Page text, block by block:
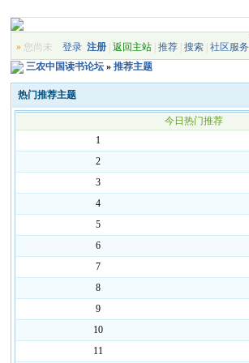
» 您尚未登录 注册 |返回主站 |推荐 |搜索 |社区服务
三农中国读书论坛 »推荐主题
热门推荐主题
今日热门推荐
1
2
3
4
5
6
7
8
9
10
11